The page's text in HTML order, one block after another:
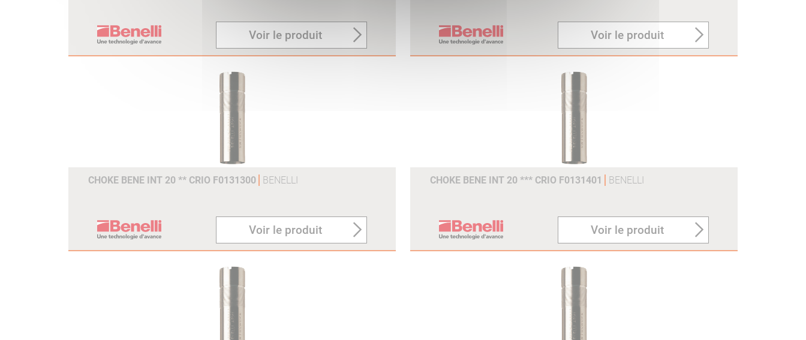
Voir le produit Voir le produit
CHOKE BENE INT 20 ** CRIO F0131300 BENELLI
Voir le produit
CHOKE BENE INT 20 *** CRIO F0131401 BENELLI
Voir le produit